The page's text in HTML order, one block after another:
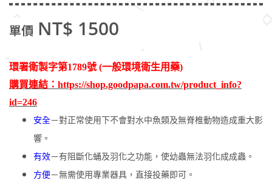
單價 NT$ 1500
環署衛製字第1789號 (一般環境衛生用藥)
購買連結：https://shop.goodpapa.com.tw/product_info?
id=246
安全－對正常使用下不會對水中魚類及無脊椎動物造成重大影
響。
有效－有阻斷化蛹及羽化之功能，使幼蟲無法羽化成成蟲。
方便－無需使用專業器具，直接投藥即可。